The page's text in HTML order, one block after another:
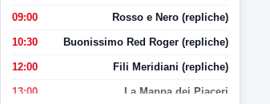
09:00 Rosso e Nero (repliche)
10:30 Buonissimo Red Roger (repliche)
12:00 Fili Meridiani (repliche)
13:00 La Mappa dei Piaceri